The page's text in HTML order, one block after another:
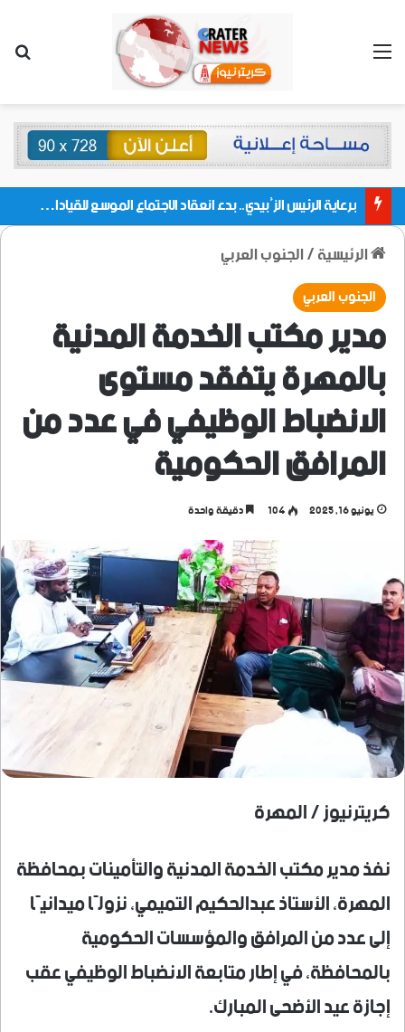
القائمة
برعاية الرئيس الزُبيدي.. بدء انعقاد الاجتماع الموسع للقيادات المحلية بالعاصمة ولمديريات وكتل مجلس العموم ومنسقيات الجامعة بالعاصمة عدن
الرئيسية/الجنوب العربي
الجنوب العربي
مدير مكتب الخدمة المدنية
بالمهرة يتفقد مستوى
الانضباط الوظيفي في عدد من
المرافق الحكومية
يونيو 16, 2025 104 دقيقة واحدة
كريترنيوز / المهرة
نفذ مدير مكتب الخدمة المدنية والتأمينات بمحافظة
المهرة، الأستاذ عبدالحكيم التميمي، نزولًا ميدانيًا
إلى عدد من المرافق والمؤسسات الحكومية
بالمحافظة، في إطار متابعة الانضباط الوظيفي عقب
إجازة عيد الأضحى المبارك.